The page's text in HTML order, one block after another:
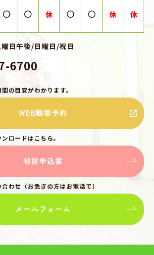
休 休 休
曜日午後/日曜日/祝日
6700
の目安がわかります。
WEB順番予約
ロードはこちら。
初診申込書
わせ（お急ぎの方はお電話で）
メールフォーム